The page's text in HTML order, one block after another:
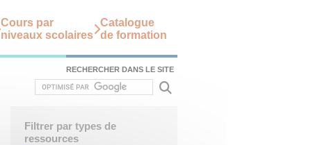
Cours par
niveaux scolaires
Catalogue
de formation
RECHERCHER DANS LE SITE
Filtrer par types de
ressources